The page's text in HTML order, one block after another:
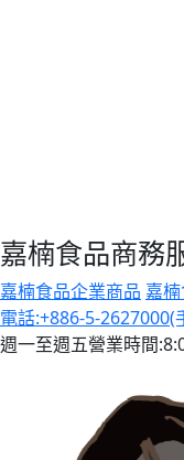
嘉楠食品商務
嘉楠食品企業商品 嘉
電話:+886-5-2627000(
週一至週五營業時間